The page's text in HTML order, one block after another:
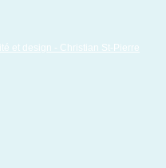
et design - Christian St-Pierre